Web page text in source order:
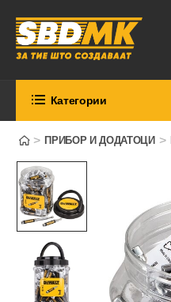
Категории
> ПРИБОР И ДОДАТОЦИ >